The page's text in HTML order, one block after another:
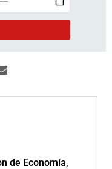
de Economía,